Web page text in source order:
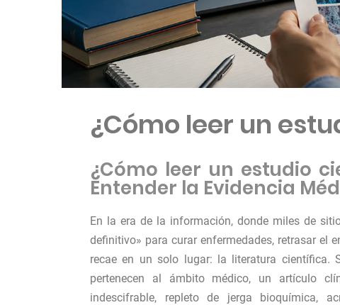
¿Cómo leer un
¿Cómo leer un estudio
Entender la Evidencia
En la era de la información, donde miles de
definitivo» para curar enfermedades, retrasar el
recae en un solo lugar: la literatura científica.
pertenecen al ámbito médico, un artículo
indescifrable, repleto de jerga bioquímica,